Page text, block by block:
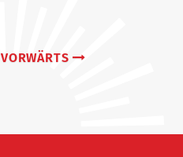
VORWÄRTS